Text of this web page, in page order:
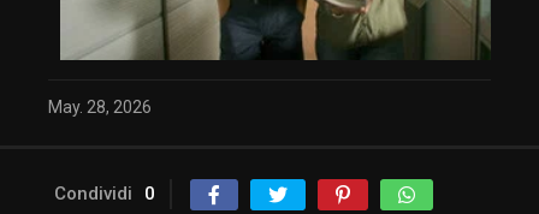
May. 28, 2026
Condividi 0